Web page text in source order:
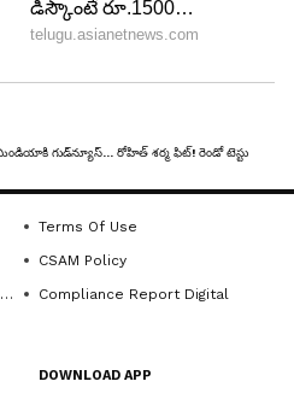
Terms Of Use
CSAM Policy
Compliance Report Digital
DOWNLOAD APP